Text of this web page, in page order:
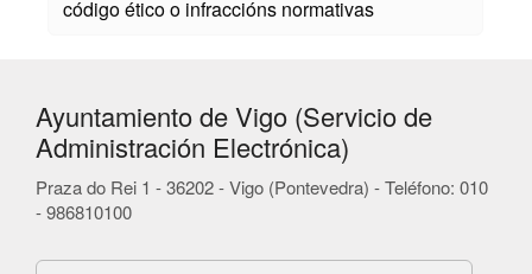
código ético o infraccións normativas
Ayuntamiento de Vigo (Servicio de
Administración Electrónica)
Praza do Rei 1 - 36202 - Vigo (Pontevedra) - Teléfono: 010
- 986810100